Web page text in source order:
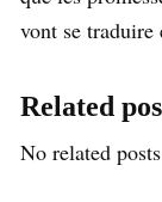
vont se traduire
Related
No related